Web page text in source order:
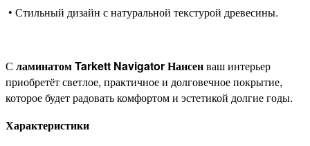
• Стильный дизайн с натуральной текстурой древесины.
С ламинатом Tarkett Navigator Нансенваш интерьер
приобретёт светлое, практичное и долговечное покрытие,
которое будет радовать комфортом и эстетикой долгие годы.
Характеристики